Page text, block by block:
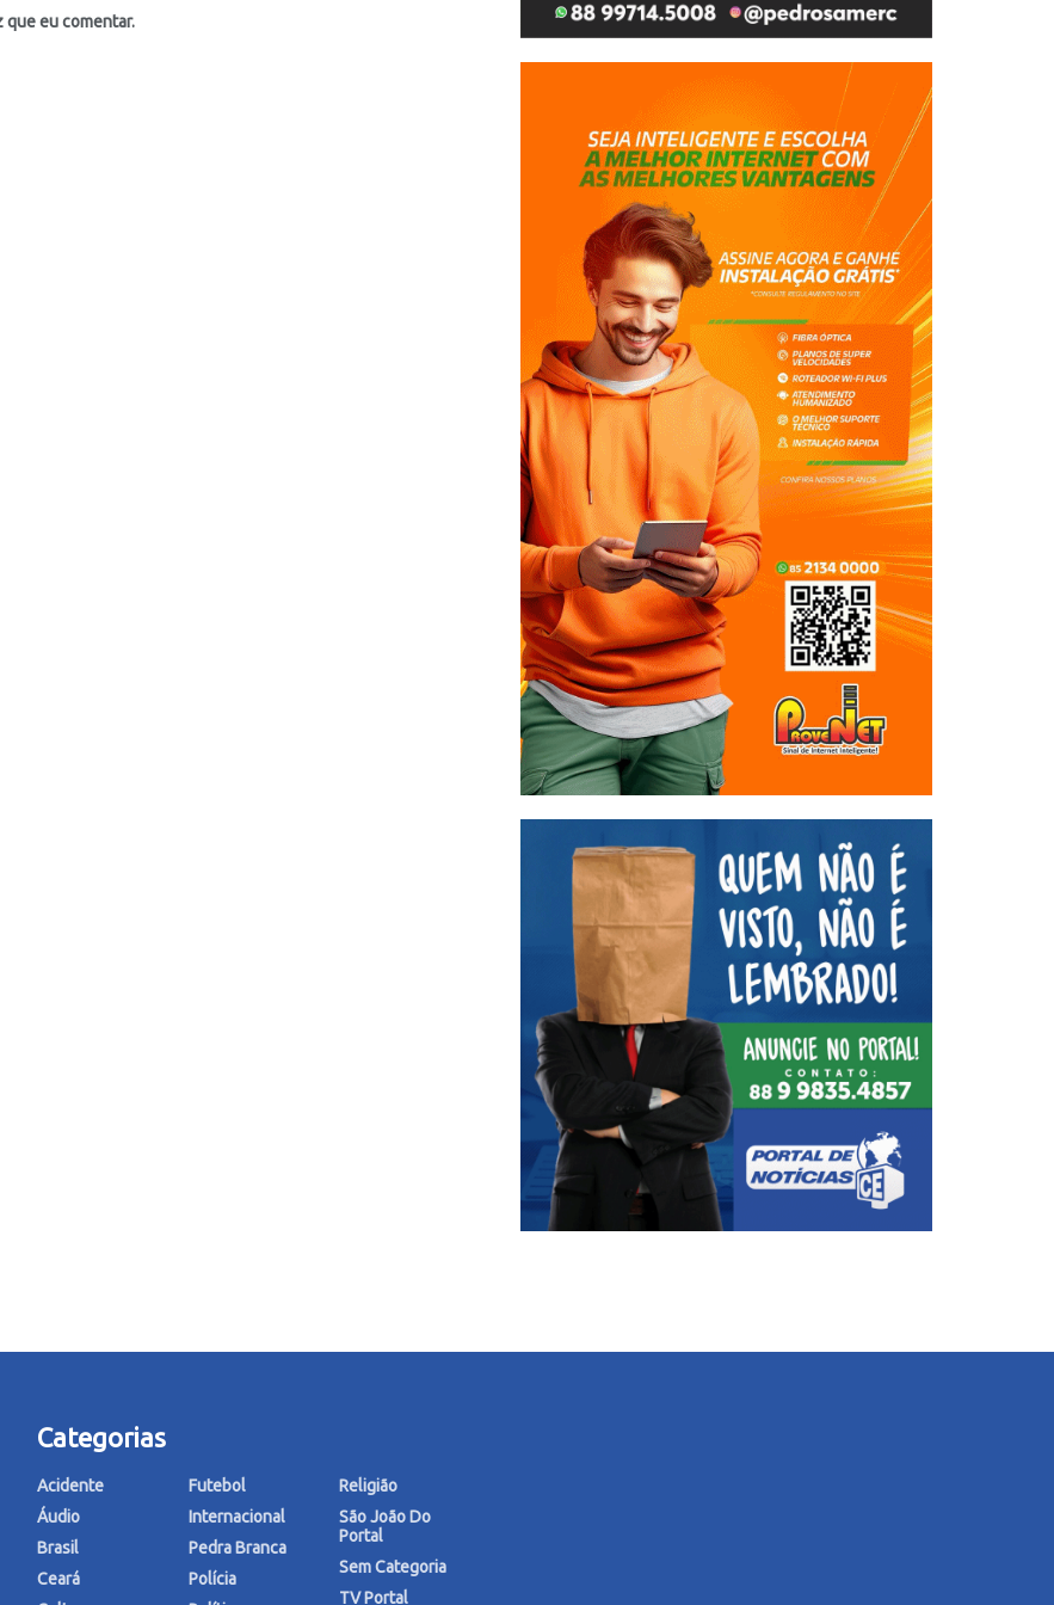
que eu comentar.
Categorias
Acidente
Áudio
Brasil
Ceará
Futebol
Internacional
Pedra Branca
Polícia
Religião
São João Do
Portal
Sem Categoria
TV Portal